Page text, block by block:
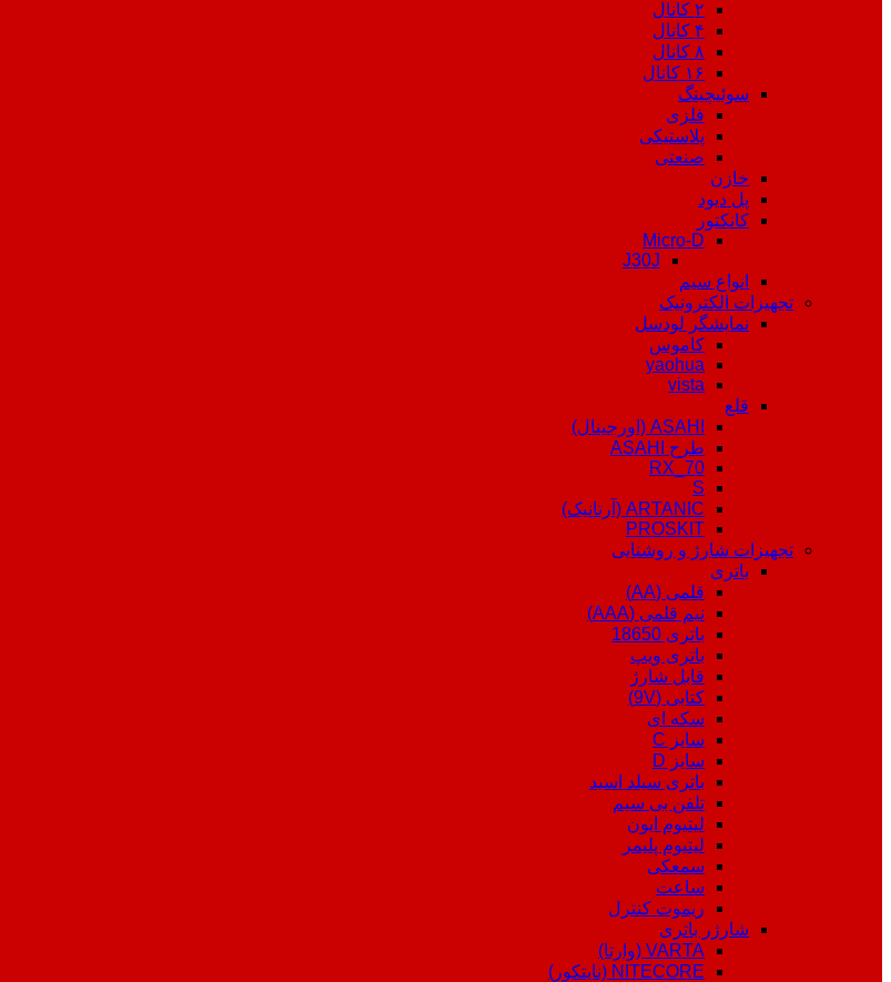
۲ کانال
۴ کانال
۸ کانال
۱۶ کانال
سوئیچینگ
فلزی
پلاستیکی
صنعتی
خازن
پل دیود
کانکتور
Micro-D
J30J
انواع سیم
تجهیزات الکترونیک
نمایشگر لودسل
کاموس
yaohua
vista
قلع
ASAHI (اورجینال)
طرح ASAHI
RX_70
S
ARTANIC (آرتانیک)
PROSKIT
تجهیزات شارژ و روشنایی
باتری
قلمی (AA)
نیم قلمی (AAA)
باتری 18650
باتری ویپ
قابل شارژ
کتابی (9V)
سکه ای
سایز C
سایز D
باتری سیلد اسید
تلفن بی سیم
لیتیوم ایون
لیتیوم پلیمر
سمعکی
ساعت
ریموت کنترل
شارژر باتری
VARTA (وارتا)
NITECORE (نایتکور)